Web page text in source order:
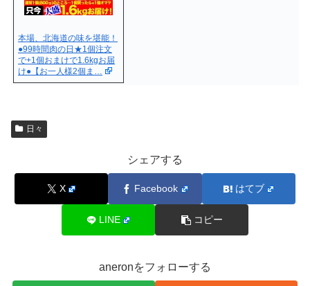
本場、北海道の味を堪能！
●99時間肉の日★1個注文
で+1個おまけで1.6kgお届
け●【お一人様2個ま…
日々
シェアする
X Facebook はてブ
LINE コピー
aneronをフォローする